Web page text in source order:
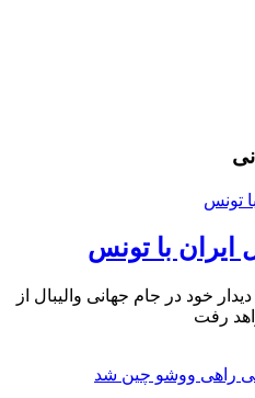
ایران با تونس
خود در جام جهانی والیبال از